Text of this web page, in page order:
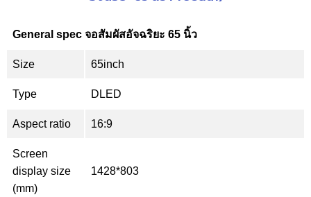
General spec จอสัมผัสอัจฉริยะ 65 นิ้ว
Size 65inch
Type DLED
Aspect ratio 16:9
Screen
display size
(mm)
1428*803